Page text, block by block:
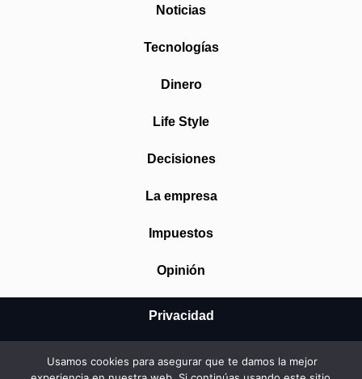
Noticias
Tecnologías
Dinero
Life Style
Decisiones
La empresa
Impuestos
Opinión
Privacidad
Usamos cookies para asegurar que te damos la mejor